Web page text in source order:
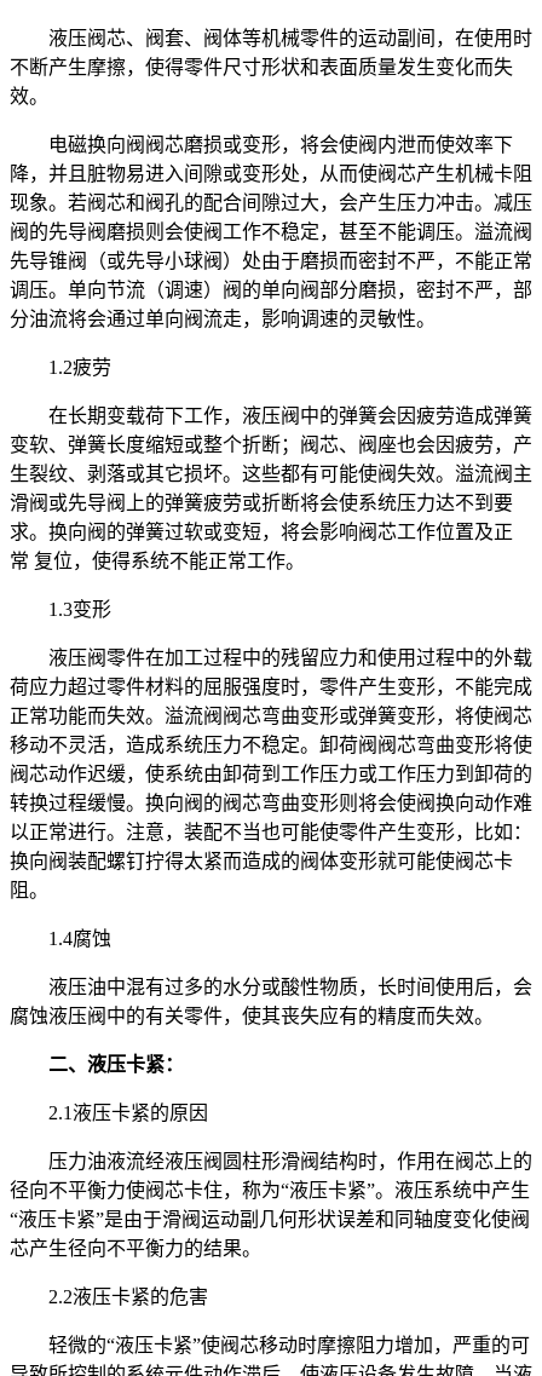
液压阀芯、阀套、阀体等机械零件的运动副间，在使用时
不断产生摩擦，使得零件尺寸形状和表面质量发生变化而失
效。
电磁换向阀阀芯磨损或变形，将会使阀内泄而使效率下
降，并且脏物易进入间隙或变形处，从而使阀芯产生机械卡阻
现象。若阀芯和阀孔的配合间隙过大，会产生压力冲击。减压
阀的先导阀磨损则会使阀工作不稳定，甚至不能调压。溢流阀
先导锥阀（或先导小球阀）处由于磨损而密封不严，不能正常
调压。单向节流（调速）阀的单向阀部分磨损，密封不严，部
分油流将会通过单向阀流走，影响调速的灵敏性。
1.2疲劳
在长期变载荷下工作，液压阀中的弹簧会因疲劳造成弹簧
变软、弹簧长度缩短或整个折断；阀芯、阀座也会因疲劳，产
生裂纹、剥落或其它损坏。这些都有可能使阀失效。溢流阀主
滑阀或先导阀上的弹簧疲劳或折断将会使系统压力达不到要
求。换向阀的弹簧过软或变短，将会影响阀芯工作位置及正
常 复位，使得系统不能正常工作。
1.3变形
液压阀零件在加工过程中的残留应力和使用过程中的外载
荷应力超过零件材料的屈服强度时，零件产生变形，不能完成
正常功能而失效。溢流阀阀芯弯曲变形或弹簧变形，将使阀芯
移动不灵活，造成系统压力不稳定。卸荷阀阀芯弯曲变形将使
阀芯动作迟缓，使系统由卸荷到工作压力或工作压力到卸荷的
转换过程缓慢。换向阀的阀芯弯曲变形则将会使阀换向动作难
以正常进行。注意，装配不当也可能使零件产生变形，比如：
换向阀装配螺钉拧得太紧而造成的阀体变形就可能使阀芯卡
阻。
1.4腐蚀
液压油中混有过多的水分或酸性物质，长时间使用后，会
腐蚀液压阀中的有关零件，使其丧失应有的精度而失效。
二、液压卡紧：
2.1液压卡紧的原因
压力油液流经液压阀圆柱形滑阀结构时，作用在阀芯上的
径向不平衡力使阀芯卡住，称为“液压卡紧”。液压系统中产生
“液压卡紧”是由于滑阀运动副几何形状误差和同轴度变化使阀
芯产生径向不平衡力的结果。
2.2液压卡紧的危害
轻微的“液压卡紧”使阀芯移动时摩擦阻力增加，严重的可